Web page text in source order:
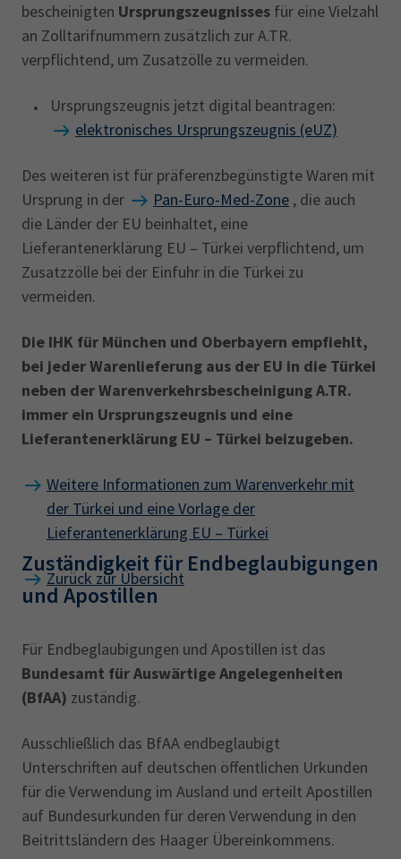
Kenntnis des Produktionsprogrammes den
Warenursprung in der Regel bescheinigen
können. Eine Nachprüfung im Unternehmen ist
In wie weit auf der Rückseite des
Handelsrechnung nochbesondere
Erklärungen für die Akzeptanz imZielland
benötigt werden, ist beispielsweise den
Konsulats- und Mustervorschriftenzu
entnehmen.
bescheinigten Ursprungszeugnisses für eine Vielzahl
an Zolltarifnummern zusätzlich zur A.TR.
verpflichtend, um Zusatzölle zu vermeiden.
Ursprungszeugnis jetzt digital beantragen:
elektronisches Ursprungszeugnis (eUZ)
Des weiteren ist für präferenzbegünstigte Waren mit
Ursprung in der
Pan-Euro-Med-Zone , die auch
die Länder der EU beinhaltet, eine
Lieferantenerklärung EU – Türkei verpflichtend, um
Zusatzzölle bei der Einfuhr in die Türkei zu
vermeiden.
Die IHK für München und Oberbayern empfiehlt,
bei jeder Warenlieferung aus der EU in die Türkei
neben der Warenverkehrsbescheinigung A.TR.
immer ein Ursprungszeugnis und eine
Lieferantenerklärung EU – Türkei beizugeben.
Weitere Informationen zum Warenverkehr mit
der Türkei und eine Vorlage der
Lieferantenerklärung EU – Türkei
Zurück zur Übersicht
Zuständigkeit für Endbeglaubigungen
und Apostillen
Für Endbeglaubigungen und Apostillen ist das
Bundesamt für Auswärtige Angelegenheiten
(BfAA) zuständig.
Ausschließlich das BfAA endbeglaubigt
Unterschriften auf deutschen öffentlichen Urkunden
für die Verwendung im Ausland und erteilt Apostillen
auf Bundesurkunden für deren Verwendung in den
Beitrittsländern des Haager Übereinkommens.